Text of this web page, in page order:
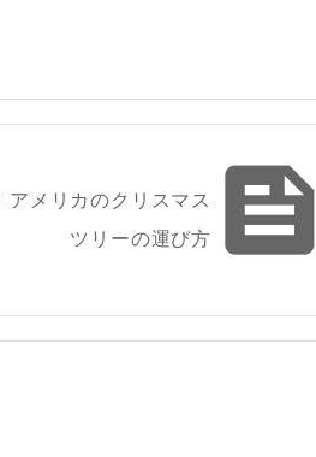

アメリカのクリスマス
ツリーの運び方